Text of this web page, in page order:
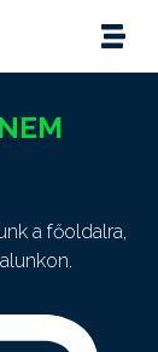
NEM
a főoldalra,